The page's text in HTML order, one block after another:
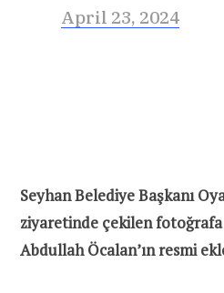
April 23, 2024
Seyhan Belediye Başkanı
ziyaretinde çekilen fotoğrafa
Abdullah Öcalan’ın resmi